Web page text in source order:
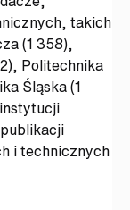
takich
(1 358),
Politechnika
Śląska (1
i technicznych